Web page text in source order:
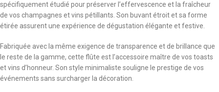
spécifiquement étudié pour préserver l’effervescence et la fraîcheur
de vos champagnes et vins pétillants. Son buvant étroit et sa forme
étirée assurent une expérience de dégustation élégante et festive.
Fabriquée avec la même exigence de transparence et de brillance que
le reste de la gamme, cette flûte est l’accessoire maître de vos toasts
et vins d’honneur. Son style minimaliste souligne le prestige de vos
événements sans surcharger la décoration.